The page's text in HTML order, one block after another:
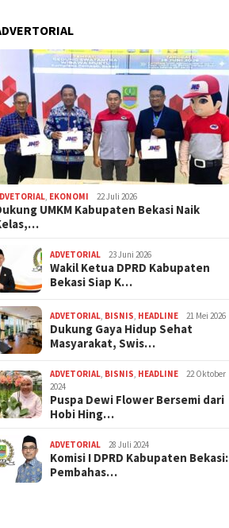
EKONOMI 22 Juli 2026
UMKM Kabupaten Bekasi Naik
ADVETORIAL 23 Juni 2026
Wakil Ketua DPRD Kabupaten
Bekasi Siap K…
ADVETORIAL BISNIS HEADLINE 21 Mei 2026
Dukung Gaya Hidup Sehat
Masyarakat, Swis…
ADVETORIAL BISNIS HEADLINE
22 Oktober
2024
Puspa Dewi Flower Bersemi dari
Hobi Hing…
ADVETORIAL 28 Juli 2024
Komisi I DPRD Kabupaten Bekasi:
Pembahas…